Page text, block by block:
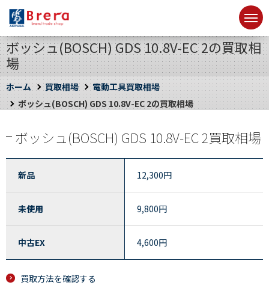
ボッシュ(BOSCH) GDS 10.8V-EC 2の買取相
場
ホーム 買取相場
電動工具買取相場
ボッシュ(BOSCH) GDS 10.8V-EC 2の買取相場
ボッシュ(BOSCH) GDS 10.8V-EC 2買取相場
新品 12,300円
未使用 9,800円
中古EX 4,600円
買取方法を確認する